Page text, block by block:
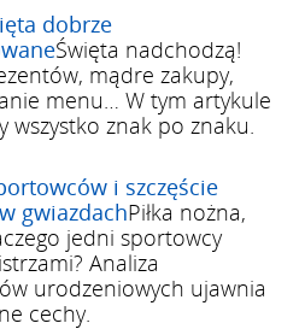
dobrze
Święta nadchodzą!
mądre zakupy,
menu… W tym artykule
wszystko znak po znaku.
i szczęście
gwiazdachPiłka nożna,
jedni sportowcy
Analiza
urodzeniowych ujawnia
cechy.